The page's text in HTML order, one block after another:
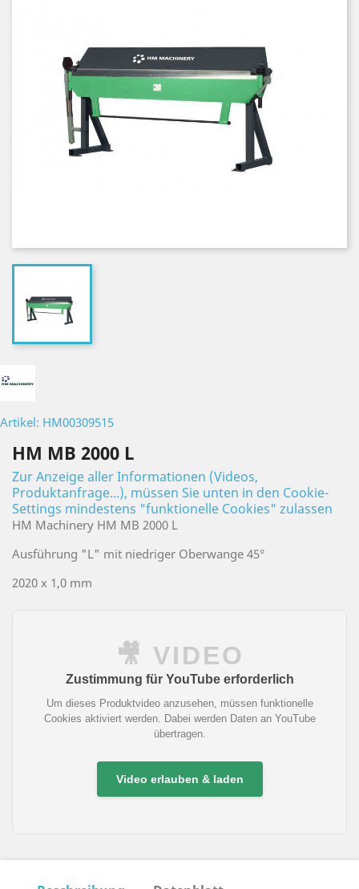
Artikel: HM00309515
HM MB 2000 L
Zur Anzeige aller Informationen (Videos,
Produktanfrage...), müssen Sie unten in den Cookie-
Settings mindestens "funktionelle Cookies" zulassen
HM Machinery HM MB 2000 L
Ausführung "L" mit niedriger Oberwange 45°
2020 x 1,0 mm
🎥 VIDEO
Zustimmung für YouTube erforderlich
Um dieses Produktvideo anzusehen, müssen funktionelle
Cookies aktiviert werden. Dabei werden Daten an YouTube
übertragen.
Video erlauben & laden